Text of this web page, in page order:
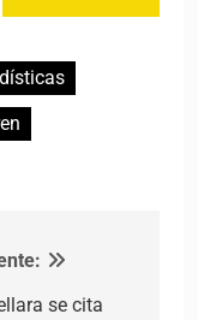
se cita